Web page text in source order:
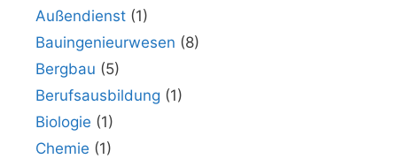
Außendienst (1)
Bauingenieurwesen (8)
Bergbau (5)
Berufsausbildung (1)
Biologie (1)
Chemie (1)